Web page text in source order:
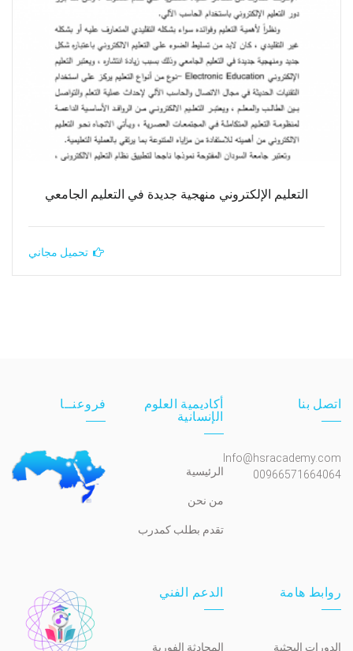
التعليم الإلكتروني منهجية جديدة في التعليم الجامعي
تحميل مجاني
اتصل بنا
Info@hsracademy.com
00966571664064
أكاديمية العلوم
الإنسانية
الرئيسية
من نحن
تقدم بطلب كمدرب
فروعنــا
روابط هامة
الدورات البحثية
الدعم الفني
المحادثة الفورية